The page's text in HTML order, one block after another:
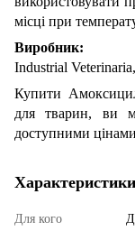
місці при
Виробник:
Industrial
Купити
для тварин, ви
доступними
Характеристики
Для кого